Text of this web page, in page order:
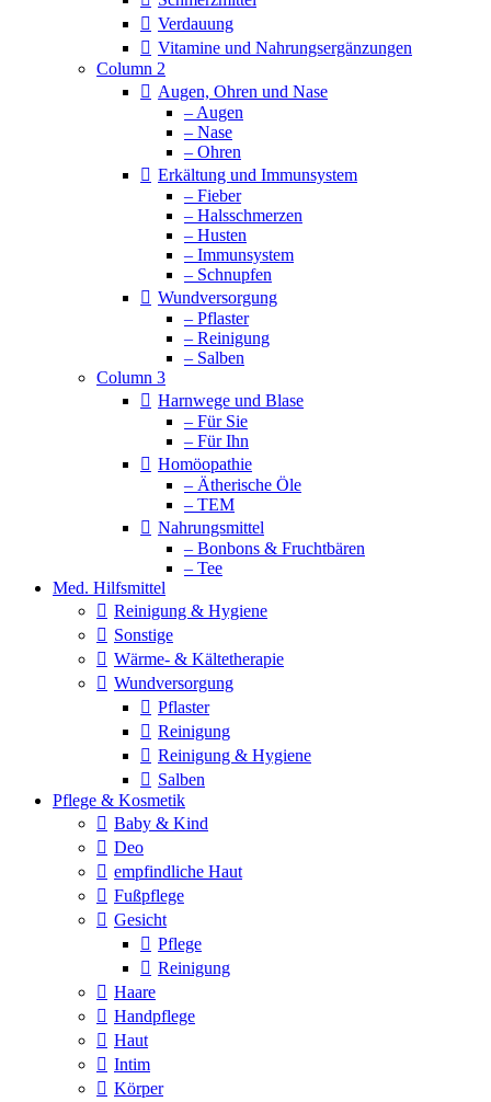
Verdauung
Vitamine und Nahrungsergänzungen
Column 2
Augen, Ohren und Nase
– Augen
– Nase
– Ohren
Erkältung und Immunsystem
– Fieber
– Halsschmerzen
– Husten
– Immunsystem
– Schnupfen
Wundversorgung
– Pflaster
– Reinigung
– Salben
Column 3
Harnwege und Blase
– Für Sie
– Für Ihn
Homöopathie
– Ätherische Öle
– TEM
Nahrungsmittel
– Bonbons & Fruchtbären
– Tee
Med. Hilfsmittel
Reinigung & Hygiene
Sonstige
Wärme- & Kältetherapie
Wundversorgung
Pflaster
Reinigung
Reinigung & Hygiene
Salben
Pflege & Kosmetik
Baby & Kind
Deo
empfindliche Haut
Fußpflege
Gesicht
Pflege
Reinigung
Haare
Handpflege
Haut
Intim
Körper